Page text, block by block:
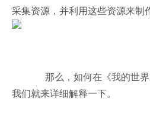
采集资源，并利用这些资源来制
那么，如何在《我的世界
我们就来详细解释一下。